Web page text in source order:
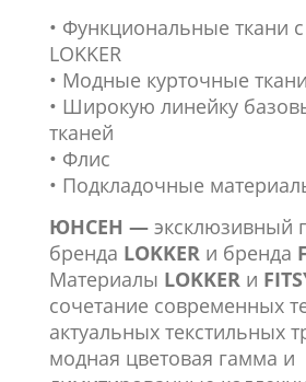
• Функциональные ткани
LOKKER
• Модные курточные ткани
• Широкую линейку
тканей
• Флис
• Подкладочные
ЮНСЕН — эксклюзивный
бренда LOKKERи бренда
Материалы LOKKER и
сочетание современных
актуальных текстильных
модная цветовая гамма и